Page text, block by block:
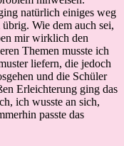
natürlich einiges weg
Wie dem auch sei,
mir wirklich den
Themen musste ich
liefern, die jedoch
und die Schüler
Erleichterung ging das
ich wusste an sich,
passte das